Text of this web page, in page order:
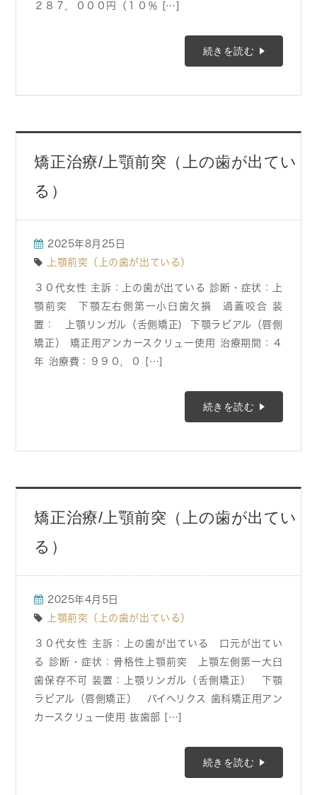
２８７，０００円（１０％ […]
続きを読む
矯正治療/上顎前突（上の歯が出てい
る）
2025年8月25日
上顎前突（上の歯が出ている）
３０代女性 主訴：上の歯が出ている 診断・症状：上
顎前突 下顎左右側第一小臼歯欠損 過蓋咬合 装
置： 上顎リンガル（舌側矯正) 下顎ラビアル（唇側
矯正） 矯正用アンカースクリュー使用 治療期間：４
年 治療費：９９０，０ […]
続きを読む
矯正治療/上顎前突（上の歯が出てい
る）
2025年4月5日
上顎前突（上の歯が出ている）
３０代女性 主訴：上の歯が出ている 口元が出てい
る 診断・症状：骨格性上顎前突 上顎左側第一大臼
歯保存不可 装置：上顎リンガル（舌側矯正） 下顎
ラビアル（唇側矯正） バイヘリクス 歯科矯正用アン
カースクリュー使用 抜歯部 […]
続きを読む